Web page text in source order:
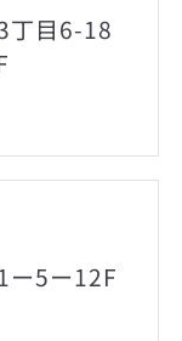
丁目6-18
ー5ー12F